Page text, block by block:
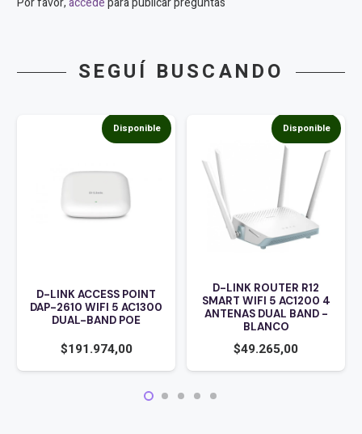
SEGUÍ BUSCANDO
Disponible
D-LINK ACCESS POINT
DAP-2610 WIFI 5 AC1300
DUAL-BAND POE
$191.974,00
Disponible
D-LINK ROUTER R12
SMART WIFI 5 AC1200 4
ANTENAS DUAL BAND -
BLANCO
$49.265,00